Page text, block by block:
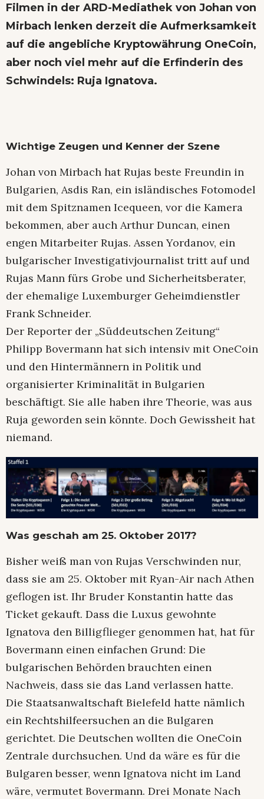
Filmen in der ARD-Mediathek von Johan von
Mirbach lenken derzeit die Aufmerksamkeit
auf die angebliche Kryptowährung OneCoin,
aber noch viel mehr auf die Erfinderin des
Schwindels: Ruja Ignatova.
Wichtige Zeugen und Kenner der Szene
Johan von Mirbach hat Rujas beste Freundin in
Bulgarien, Asdis Ran, ein isländisches Fotomodel
mit dem Spitznamen Icequeen, vor die Kamera
bekommen, aber auch Arthur Duncan, einen
engen Mitarbeiter Rujas. Assen Yordanov, ein
bulgarischer Investigativjournalist tritt auf und
Rujas Mann fürs Grobe und Sicherheitsberater,
der ehemalige Luxemburger Geheimdienstler
Frank Schneider.
Der Reporter der „Süddeutschen Zeitung“
Philipp Bovermann hat sich intensiv mit OneCoin
und den Hintermännern in Politik und
organisierter Kriminalität in Bulgarien
beschäftigt. Sie alle haben ihre Theorie, was aus
Ruja geworden sein könnte. Doch Gewissheit hat
niemand.
Was geschah am 25. Oktober 2017?
Bisher weiß man von Rujas Verschwinden nur,
dass sie am 25. Oktober mit Ryan-Air nach Athen
geflogen ist. Ihr Bruder Konstantin hatte das
Ticket gekauft. Dass die Luxus gewohnte
Ignatova den Billigflieger genommen hat, hat für
Bovermann einen einfachen Grund: Die
bulgarischen Behörden brauchten einen
Nachweis, dass sie das Land verlassen hatte.
Die Staatsanwaltschaft Bielefeld hatte nämlich
ein Rechtshilfeersuchen an die Bulgaren
gerichtet. Die Deutschen wollten die OneCoin
Zentrale durchsuchen. Und da wäre es für die
Bulgaren besser, wenn Ignatova nicht im Land
wäre, vermutet Bovermann. Drei Monate Nach